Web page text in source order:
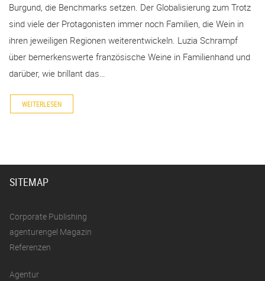
Burgund, die Benchmarks setzen. Der Globalisierung zum Trotz
sind viele der Protagonisten immer noch Familien, die Wein in
ihren jeweiligen Regionen weiterentwickeln. Luzia Schrampf
über bemerkenswerte französische Weine in Familienhand und
darüber, wie brillant das…
WEITERLESEN
SITEMAP
Corporate Publishing
agenturengel Magazin
Referenzen
Agentur